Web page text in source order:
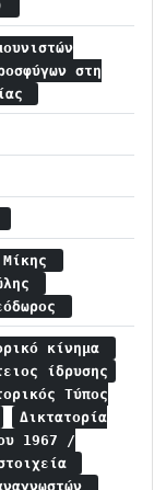
στη
κίνημα
ίδρυσης
Τύπος
Δικτατορία
1967 /